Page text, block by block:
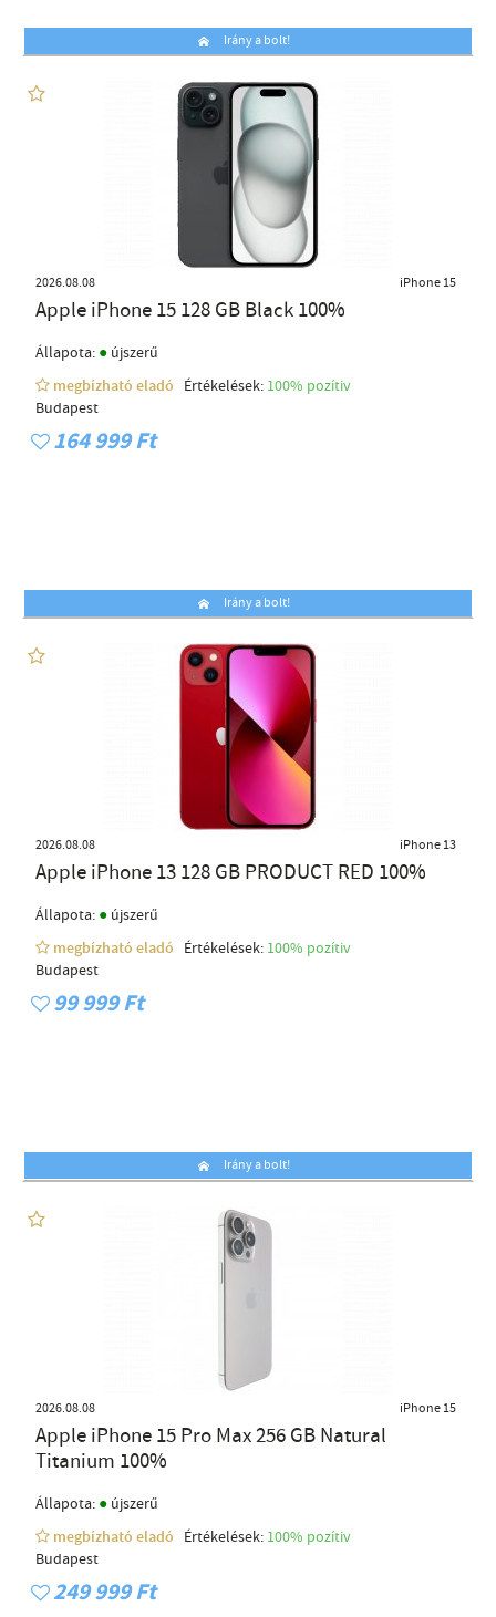
Irány a bolt!
2026.08.08 iPhone 15
Apple iPhone 15 128 GB Black 100%
Állapota: ● újszerű
megbízható eladó
Értékelések: 100% pozítiv
Budapest
164 999 Ft
Irány a bolt!
2026.08.08 iPhone 13
Apple iPhone 13 128 GB PRODUCT RED 100%
Állapota: ● újszerű
megbízható eladó
Értékelések: 100% pozítiv
Budapest
99 999 Ft
Irány a bolt!
2026.08.08 iPhone 15
Apple iPhone 15 Pro Max 256 GB Natural
Titanium 100%
Állapota: ● újszerű
megbízható eladó
Értékelések: 100% pozítiv
Budapest
249 999 Ft